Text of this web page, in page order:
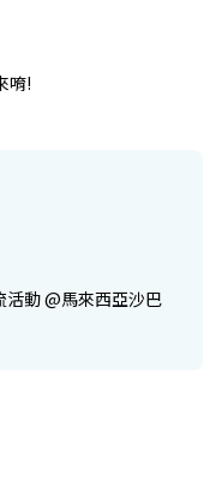
唷!
動 @馬來西亞沙巴